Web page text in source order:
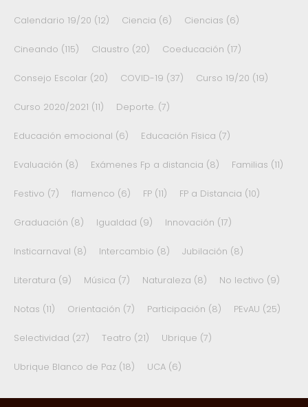
Calendario 19/20 (12) Ciencia (6) Ciencias (6)
Cineando (115) Claustro (20) Coeducación (17)
Consejo Escolar (20) COVID-19 (37) Curso 19/20 (19)
Curso 2020/2021 (11) Deporte. (7)
Educación emocional (6) Educación Física (7)
Evaluación (8) Exámenes Fp a distancia (8) Familias (11)
Festivo (7) flamenco (6) FP (11) FP a Distancia (10)
Graduación (8) Igualdad (9) Innovación (17)
Insticarnaval (8) Intercambio (8) Jubilación (8)
Literatura (9) Música (7) Naturaleza (8) No lectivo (9)
Notas (11) Orientación (7) Participación (8) PEvAU (25)
Selectividad (27) Teatro (21) Ubrique (7)
Ubrique Blanco de Paz (18) UCA (6)